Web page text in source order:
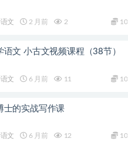
文 2 月前 2 10
语文 小古文视频课程（38节）
文 6 月前 11 10
士的实战写作课
文 6 月前 12 10